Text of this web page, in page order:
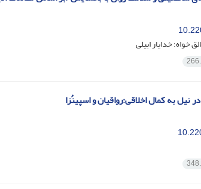
خواه؛ خدایار ابیلی
به کمال اخلاقی:رواقیان و اسپینُزا